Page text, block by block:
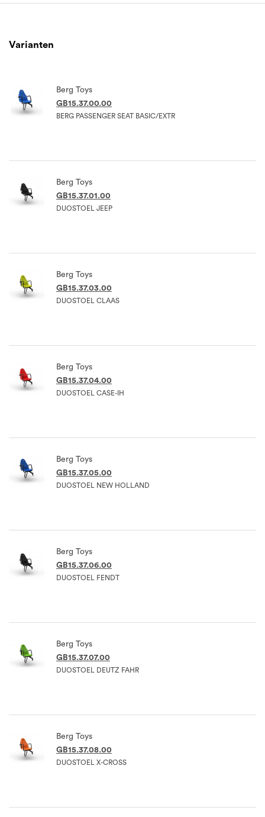
Varianten
Berg Toys
GB15.37.00.00
BERG PASSENGER SEAT BASIC/EXTR
Berg Toys
GB15.37.01.00
DUOSTOEL JEEP
Berg Toys
GB15.37.03.00
DUOSTOEL CLAAS
Berg Toys
GB15.37.04.00
DUOSTOEL CASE-IH
Berg Toys
GB15.37.05.00
DUOSTOEL NEW HOLLAND
Berg Toys
GB15.37.06.00
DUOSTOEL FENDT
Berg Toys
GB15.37.07.00
DUOSTOEL DEUTZ FAHR
Berg Toys
GB15.37.08.00
DUOSTOEL X-CROSS